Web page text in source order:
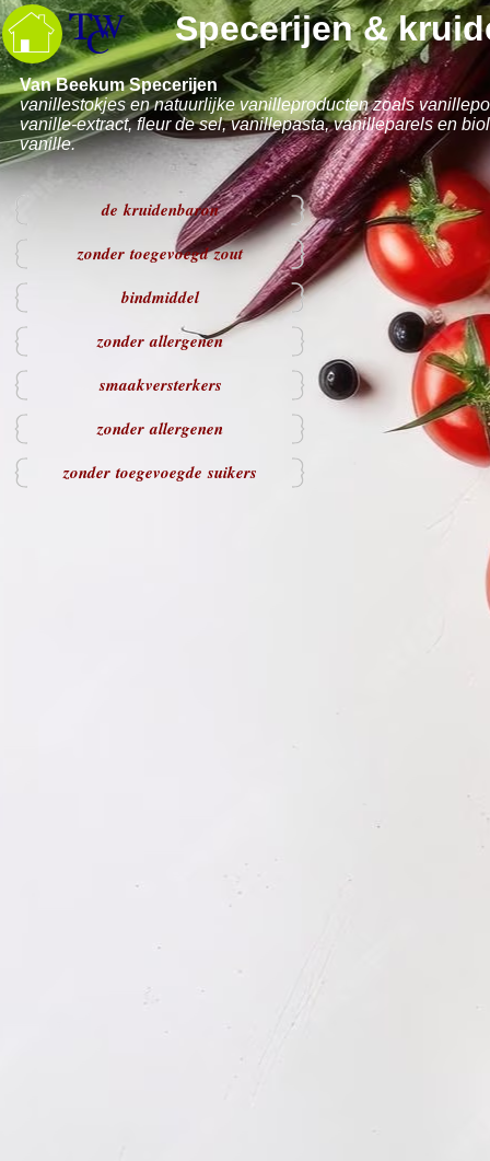
Van Beekum Specerijen
vanillestokjes en natuurlijke vanilleproducten zoals
vanille-extract, fleur de sel, vanillepasta, vanilleparels en
vanille.
Specerijen &
de kruidenbaron
zonder toegevoegd zout
bindmiddel
zonder allergenen
smaakversterkers
zonder allergenen
zonder toegevoegde suikers
W
C